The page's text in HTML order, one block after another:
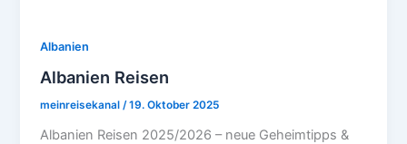
Albanien
Albanien Reisen
meinreisekanal/19. Oktober 2025
Albanien Reisen 2025/2026 – neue Geheimtipps &